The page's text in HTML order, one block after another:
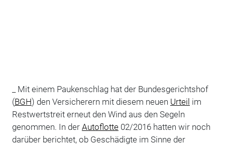
_ Mit einem Paukenschlag hat der Bundesgerichtshof
(BGH) den Versicherern mit diesem neuen Urteil im
Restwertstreit erneut den Wind aus den Segeln
genommen. In der Autoflotte02/2016 hatten wir noch
darüber berichtet, ob Geschädigte im Sinne der